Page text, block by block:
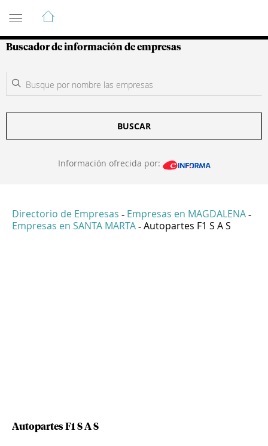
Guía de Empresas Colombianas
Buscador de información de empresas
BUSCAR
Información ofrecida por:
Directorio de Empresas - Empresas en MAGDALENA -
Empresas en SANTA MARTA - Autopartes F1 S A S
Autopartes F1 S A S